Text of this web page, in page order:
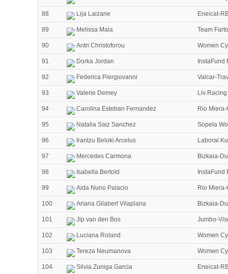
88 Lija Laizane Eneicat-
89 Melissa Maia Team
90 Antri Christoforou Women
91 Dorka Jordan InstaFund
92 Federica Piergiovanni Valcar-
93 Valerie Demey Liv Racing
94 Carolina Esteban Fernandez Rio
95 Natalia Saiz Sanchez Sopela
96 Irantzu Beloki Arcelus Laboral
97 Mercedes Carmona Bizkaia-
98 Isabella Bertold InstaFund
99 Aida Nuno Palacio Rio
100 Ariana Gilabert Vilaplana Bizkaia-
101 Jip van den Bos Jumbo-
102 Luciana Roland Women
103 Tereza Neumanova Women
104 Silvia Zuniga Garcia Eneicat-